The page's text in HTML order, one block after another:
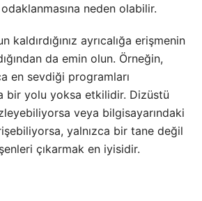
odaklanmasına neden olabilir.
kaldırdığınız ayrıcalığa erişmenin
da emin olun. Örneğin,
en sevdiği programları
bir yolu yoksa etkilidir. Dizüstü
veya bilgisayarındaki
yalnızca bir tane değil
çıkarmak en iyisidir.